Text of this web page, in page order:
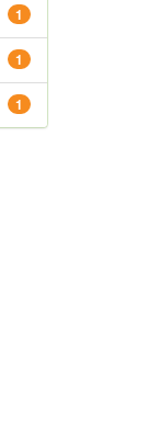
1
1
1